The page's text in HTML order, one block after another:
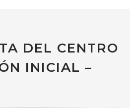
DEL CENTRO
INICIAL –